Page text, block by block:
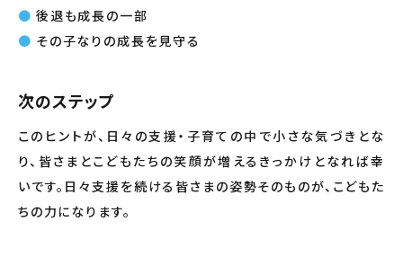
後退も成長の一部
その子なりの成長を見守る
次のステップ
このヒントが、日々の支援・子育ての中で小さな気づきとな
り、皆さまとこどもたちの笑顔が増えるきっかけとなれば幸
いです。日々支援を続ける皆さまの姿勢そのものが、こどもた
ちの力になります。